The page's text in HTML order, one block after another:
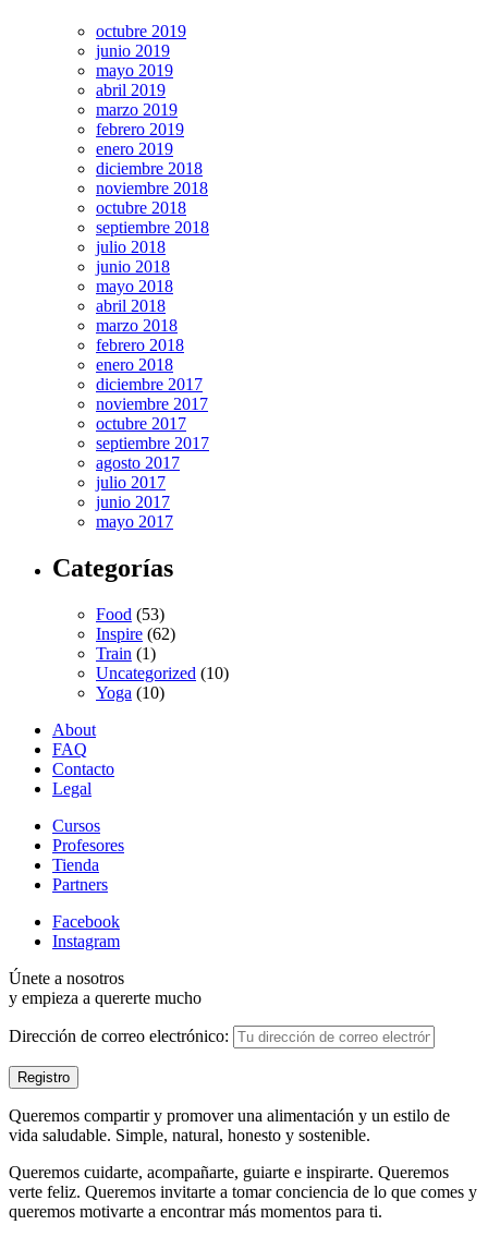
octubre 2019
junio 2019
mayo 2019
abril 2019
marzo 2019
febrero 2019
enero 2019
diciembre 2018
noviembre 2018
octubre 2018
septiembre 2018
julio 2018
junio 2018
mayo 2018
abril 2018
marzo 2018
febrero 2018
enero 2018
diciembre 2017
noviembre 2017
octubre 2017
septiembre 2017
agosto 2017
julio 2017
junio 2017
mayo 2017
Categorías
Food (53)
Inspire (62)
Train (1)
Uncategorized (10)
Yoga (10)
About
FAQ
Contacto
Legal
Cursos
Profesores
Tienda
Partners
Facebook
Instagram
Únete a nosotros
y empieza a quererte mucho
Dirección de correo electrónico:
Queremos compartir y promover una alimentación y un estilo de
vida saludable. Simple, natural, honesto y sostenible.
Queremos cuidarte, acompañarte, guiarte e inspirarte. Queremos
verte feliz. Queremos invitarte a tomar conciencia de lo que comes y
queremos motivarte a encontrar más momentos para ti.